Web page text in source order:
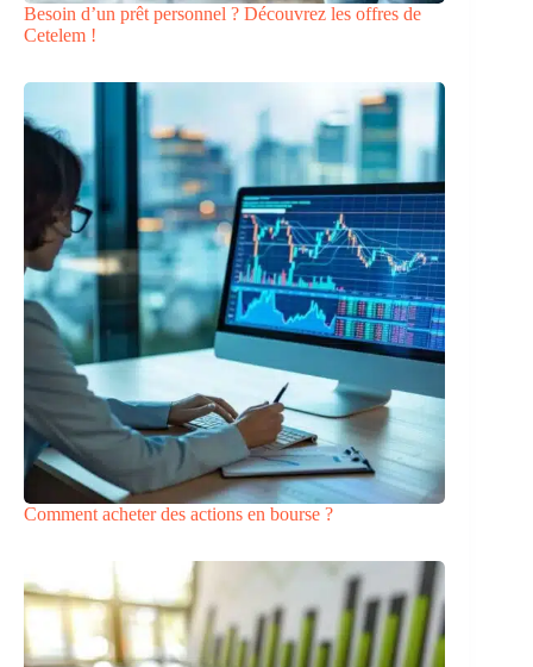
Besoin d’un prêt personnel ? Découvrez les offres de
Cetelem !
Comment acheter des actions en bourse ?